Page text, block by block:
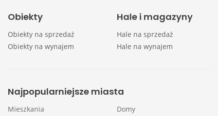
Obiekty
Obiekty na sprzedaż
Obiekty na wynajem
Hale i magazyny
Hale na sprzedaż
Hale na wynajem
Najpopularniejsze miasta
Mieszkania
Domy